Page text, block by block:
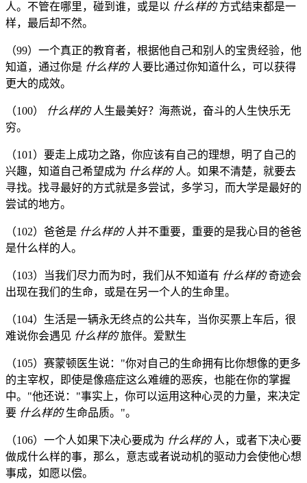
人。不管在哪里，碰到谁，或是以 什么样的方式结束都是一
样，最后却不然。
（99）一个真正的教育者，根据他自己和别人的宝贵经验，他
知道，通过你是 什么样的 人要比通过你知道什么，可以获得
更大的成效。
（100） 什么样的 人生最美好？海燕说，奋斗的人生快乐无
穷。
（101）要走上成功之路，你应该有自己的理想，明了自己的
兴趣，知道自己希望成为 什么样的 人。如果不清楚，就要去
寻找。找寻最好的方式就是多尝试，多学习，而大学是最好的
尝试的地方。
（102）爸爸是 什么样的 人并不重要，重要的是我心目的爸爸
是什么样的人。
（103）当我们尽力而为时，我们从不知道有 什么样的奇迹会
出现在我们的生命，或是在另一个人的生命里。
（104）生活是一辆永无终点的公共车，当你买票上车后，很
难说你会遇见 什么样的旅伴。爱默生
（105）赛蒙顿医生说："你对自己的生命拥有比你想像的更多
的主宰权，即使是像癌症这么难缠的恶疾，也能在你的掌握
中。"他还说："事实上，你可以运用这种心灵的力量，来决定
要 什么样的生命品质。"。
（106）一个人如果下决心要成为 什么样的 人，或者下决心要
做成什么样的事，那么，意志或者说动机的驱动力会使他心想
事成，如愿以偿。